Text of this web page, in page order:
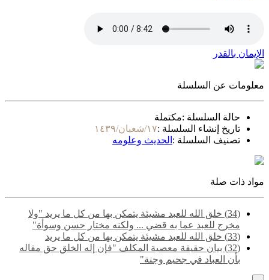
الإيمان بالقدر
معلومات عن السلسلة
حالة السلسلة :مكتملة
تاريخ إنشاء السلسلة :١٧/شعبان/١٤٣٩
تصنيف السلسلة : الحديث وعلومه
مواد ذات صلة
(34) خلق الله للعبد مشيئة يتمكن بها من كل ما يريد "ولا
مخرج للعبد عما به قضي ... ولكنه مختار حسن وسوأة"
(33) خلق الله للعبد مشيئة يتمكن بها من كل ما يريد
(32) بيان حقيقة معصية المكلف "فإن إله الخلق حق مقاله
بأن العباد في جحيم وجنة"